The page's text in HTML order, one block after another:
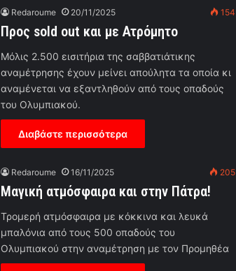
Redaroume 20/11/2025 154
Προς sold out και με Ατρόμητο
Mόλις 2.500 εισιτήρια της σαββατιάτικης
αναμέτρησης έχουν μείνει απούλητα τα οποία κι
αναμένεται να εξαντληθούν από τους οπαδούς
του Ολυμπιακού.
Διαβάστε περισσότερα
Redaroume 16/11/2025 205
Μαγική ατμόσφαιρα και στην Πάτρα!
Τρομερή ατμόσφαιρα με κόκκινα και λευκά
μπαλόνια από τους 500 οπαδούς του
Ολυμπιακού στην αναμέτρηση με τον Προμηθέα